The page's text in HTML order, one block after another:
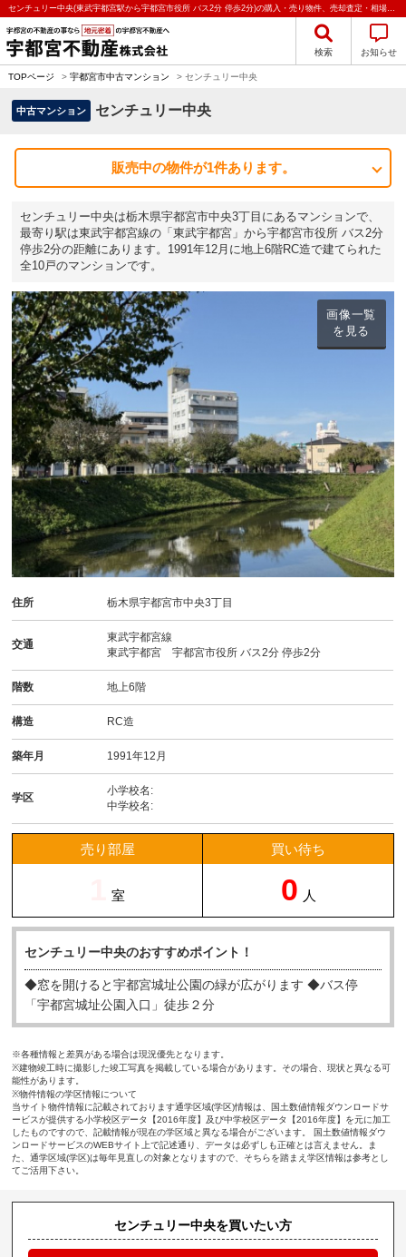
センチュリー中央(東武宇都宮駅から宇都宮市役所 バス2分 停歩2分)の購入・売り物件、売却査定・相場・売却価格マンション情報｜宇都宮不動産株式会社
検索 お知らせ
TOPページ > 宇都宮市中古マンション > センチュリー中央
中古マンション センチュリー中央
販売中の物件が1件あります。
センチュリー中央は栃木県宇都宮市中央3丁目にあるマンションで、
最寄り駅は東武宇都宮線の「東武宇都宮」から宇都宮市役所 バス2分
停歩2分の距離にあります。1991年12月に地上6階RC造で建てられた
全10戸のマンションです。
画像一覧
を見る
住所 栃木県宇都宮市中央3丁目
交通
東武宇都宮線
東武宇都宮 宇都宮市役所 バス2分 停歩2分
階数 地上6階
構造 RC造
築年月 1991年12月
学区
小学校名:
中学校名:
売り部屋
室
買い待ち
0 人
センチュリー中央のおすすめポイント！
◆窓を開けると宇都宮城址公園の緑が広がります ◆バス停
「宇都宮城址公園入口」徒歩２分
※各種情報と差異がある場合は現況優先となります。
※建物竣工時に撮影した竣工写真を掲載している場合があります。その場合、現状と異なる可
能性があります。
※物件情報の学区情報について
当サイト物件情報に記載されております通学区域(学区)情報は、国土数値情報ダウンロードサ
ービスが提供する小学校区データ【2016年度】及び中学校区データ【2016年度】を元に加工
したものですので、記載情報が現在の学区域と異なる場合がございます。 国土数値情報ダウ
ンロードサービスのWEBサイト上で記述通り、データは必ずしも正確とは言えません。ま
た、通学区域(学区)は毎年見直しの対象となりますので、そちらを踏まえ学区情報は参考とし
てご活用下さい。
センチュリー中央を買いたい方